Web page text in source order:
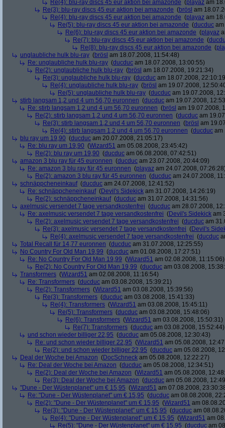
Re(4): blu-ray discs 45 eur aktion bei amazonde (playaz am
Re(3): blu-ray discs 45 eur aktion bei amazonde (brösl am
Re(4): blu-ray discs 45 eur aktion bei amazonde (playaz am
Re(5): blu-ray discs 45 eur aktion bei amazonde (ducduc
Re(6): blu-ray discs 45 eur aktion bei amazonde (playaz
Re(7): blu-ray discs 45 eur aktion bei amazonde (
Re(8): blu-ray discs 45 eur aktion bei amazonde (
unglaubliche hulk blu-ray (brösl am 18.07.2008, 11:54:48)
Re: unglaubliche hulk blu-ray (ducduc am 18.07.2008, 13:00:55)
Re(2): unglaubliche hulk blu-ray (brösl am 18.07.2008, 19:21:34)
Re(3): unglaubliche hulk blu-ray (ducduc am 18.07.2008,
Re(4): unglaubliche hulk blu-ray (brösl am 19.07.2008,
Re(5): unglaubliche hulk blu-ray (ducduc am 19.07.2008,
stirb langsam 1,2 und 4 um 56,70 euronnen (ducduc am 19.07.2008,
Re: stirb langsam 1,2 und 4 um 56,70 euronnen (brösl am 19.07.2008,
Re(2): stirb langsam 1,2 und 4 um 56,70 euronnen (ducduc am
Re(3): stirb langsam 1,2 und 4 um 56,70 euronnen (brösl am
Re(4): stirb langsam 1,2 und 4 um 56,70 euronnen (ducduc am
blu ray um 19,90 (ducduc am 20.07.2008, 21:05:17)
Re: blu ray um 19,90 (Wizard51 am 05.08.2008, 23:45:42)
Re(2): blu ray um 19,90 (ducduc am 06.08.2008, 07:42:51)
amazon 3 blu ray für 45 euronnen (ducduc am 23.07.2008, 20:44:09)
Re: amazon 3 blu ray für 45 euronnen (playaz am 24.07.2008,
Re(2): amazon 3 blu ray für 45 euronnen (ducduc am 24.07.2008,
schnäppcheneinkauf(ducduc am 24.07.2008, 12:41:52)
Re: schnäppcheneinkauf(Devil's Sidekick am 31.07.2008, 14:26:19)
Re(2): schnäppcheneinkauf(ducduc am 31.07.2008, 14:31:56)
axelmusic versendet 7 tage versandkostenfrei (ducduc am 28.07.2008,
Re: axelmusic versendet 7 tage versandkostenfrei (Devil's Sidekick am
Re(2): axelmusic versendet 7 tage versandkostenfrei (ducduc am
Re(3): axelmusic versendet 7 tage versandkostenfrei (Devil's
Re(4): axelmusic versendet 7 tage versandkostenfrei (ducduc
Total Recall für 14,77 euronnen (ducduc am 31.07.2008, 12:25:55)
No Country For Old Man 19,99 (ducduc am 01.08.2008, 17:27:51)
Re: No Country For Old Man 19,99 (Wizard51 am 02.08.2008, 11:15:06)
Re(2): No Country For Old Man 19,99 (ducduc am 03.08.2008,
Transformers (Wizard51 am 02.08.2008, 11:16:54)
Re: Transformers (ducduc am 03.08.2008, 15:39:21)
Re(2): Transformers (Wizard51 am 03.08.2008, 15:39:56)
Re(3): Transformers (ducduc am 03.08.2008, 15:41:33)
Re(4): Transformers (Wizard51 am 03.08.2008, 15:45:11)
Re(5): Transformers (ducduc am 03.08.2008, 15:48:06)
Re(6): Transformers (Wizard51 am 03.08.2008, 15:50:31)
Re(7): Transformers (ducduc am 03.08.2008, 15:52:44)
und schon wieder billiger 22,95 (ducduc am 05.08.2008, 12:30:43)
Re: und schon wieder billiger 22,95 (Wizard51 am 05.08.2008,
Re(2): und schon wieder billiger 22,95 (ducduc am 05.08.2008,
Deal der Woche bei Amazon (DocSchneck am 05.08.2008, 12:22:27)
Re: Deal der Woche bei Amazon (ducduc am 05.08.2008, 12:34:51)
Re(2): Deal der Woche bei Amazon (Wizard51 am 05.08.2008,
Re(3): Deal der Woche bei Amazon (ducduc am 05.08.2008,
"Dune - Der Wüstenplanet" um € 15,95 (Wizard51 am 07.08.2008,
Re: "Dune - Der Wüstenplanet" um € 15,95 (ducduc am 08.08.2008,
Re(2): "Dune - Der Wüstenplanet" um € 15,95 (Wizard51 am
Re(3): "Dune - Der Wüstenplanet" um € 15,95 (ducduc am
Re(4): "Dune - Der Wüstenplanet" um € 15,95 (Wizard51 am
Re(5): "Dune - Der Wüstenplanet" um € 15,95 (ducduc am